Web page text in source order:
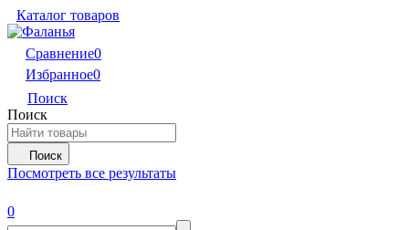
Каталог товаров
Сравнение0
Избранное0
Поиск
Поиск
Поиск
Посмотреть все результаты
0